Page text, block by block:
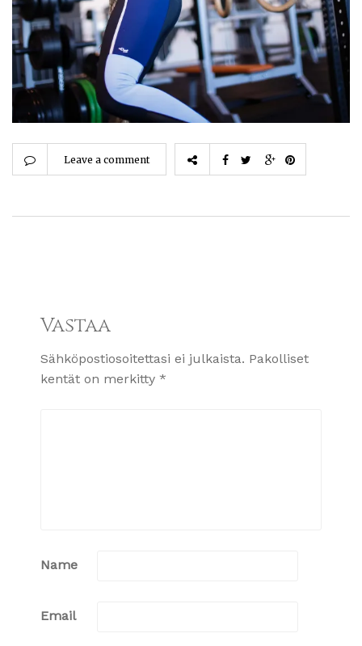
Leave a comment
Vastaa
Sähköpostiosoitettasi ei julkaista. Pakolliset
kentät on merkitty *
Name
Email